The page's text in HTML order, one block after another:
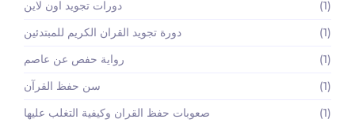
دورات تجويد اون لاين
(1)
دورة تجويد القران الكريم للمبتدئين
(1)
رواية حفص عن عاصم
(1)
سن حفظ القرآن
(1)
صعوبات حفظ القران وكيفية التغلب عليها
(1)